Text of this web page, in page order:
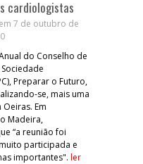
cardiologistas
7 de outubro de
do Conselho de
Preparar o Futuro,
se, mais uma
Em
Madeira,
“a reunião foi
participada e
importantes". ler